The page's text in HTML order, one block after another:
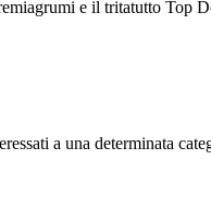
e il tritatutto Top
a una determinata